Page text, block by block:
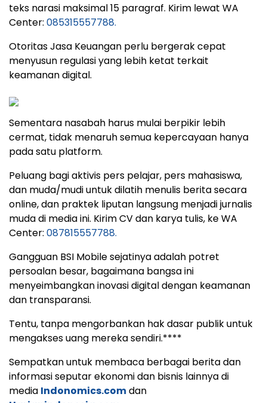
teks narasi maksimal 15 paragraf. Kirim lewat WA
Center: 085315557788.
Otoritas Jasa Keuangan perlu bergerak cepat
menyusun regulasi yang lebih ketat terkait
keamanan digital.
Sementara nasabah harus mulai berpikir lebih
cermat, tidak menaruh semua kepercayaan hanya
pada satu platform.
Peluang bagi aktivis pers pelajar, pers mahasiswa,
dan muda/mudi untuk dilatih menulis berita secara
online, dan praktek liputan langsung menjadi jurnalis
muda di media ini. Kirim CV dan karya tulis, ke WA
Center: 087815557788.
Gangguan BSI Mobile sejatinya adalah potret
persoalan besar, bagaimana bangsa ini
menyeimbangkan inovasi digital dengan keamanan
dan transparansi.
Tentu, tanpa mengorbankan hak dasar publik untuk
mengakses uang mereka sendiri.****
Sempatkan untuk membaca berbagai berita dan
informasi seputar ekonomi dan bisnis lainnya di
media Indonomics.comdan